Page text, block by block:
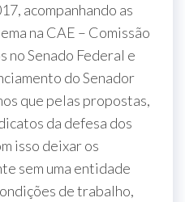
acompanhando as
na CAE – Comissão
no Senado Federal e
do Senador
que pelas propostas,
da defesa dos
isso deixar os
sem uma entidade
de trabalho,